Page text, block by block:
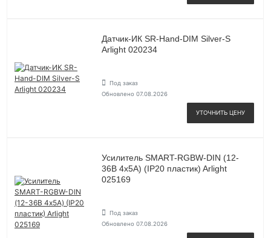
Датчик-ИК SR-Hand-DIM Silver-S
Arlight 020234
Под заказ
Обновлено 07.08.2026
УТОЧНИТЬ ЦЕНУ
Усилитель SMART-RGBW-DIN (12-
36В 4х5А) (IP20 пластик) Arlight
025169
Под заказ
Обновлено 07.08.2026